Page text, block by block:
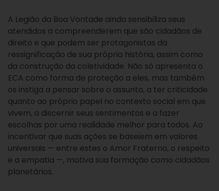
A Legião da Boa Vontade ainda sensibiliza seus
atendidos a compreenderem que são cidadãos de
direito e que podem ser protagonistas da
ressignificação de sua própria história, assim como
da construção da coletividade. Não só apresenta o
ECA como forma de proteção a eles, mas também
os instiga a pensar sobre o assunto, a ter criticidade
quanto ao próprio papel no contexto social em que
vivem, a discernir seus sentimentos e a fazer
escolhas por uma realidade melhor para todos. Ao
incentivar que suas ações se baseiem em valores
universais — entre estes o Amor Fraterno, o respeito
e a empatia —, motiva sua formação como cidadãos
planetários.